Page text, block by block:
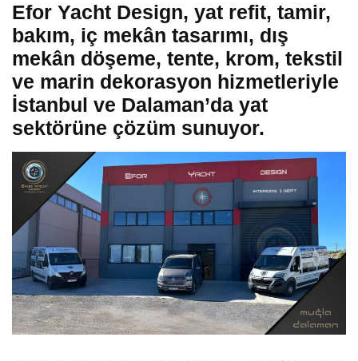
Efor Yacht Design, yat refit, tamir,
bakım, iç mekân tasarımı, dış
mekân döşeme, tente, krom, tekstil
ve marin dekorasyon hizmetleriyle
İstanbul ve Dalaman’da yat
sektörüne çözüm sunuyor.